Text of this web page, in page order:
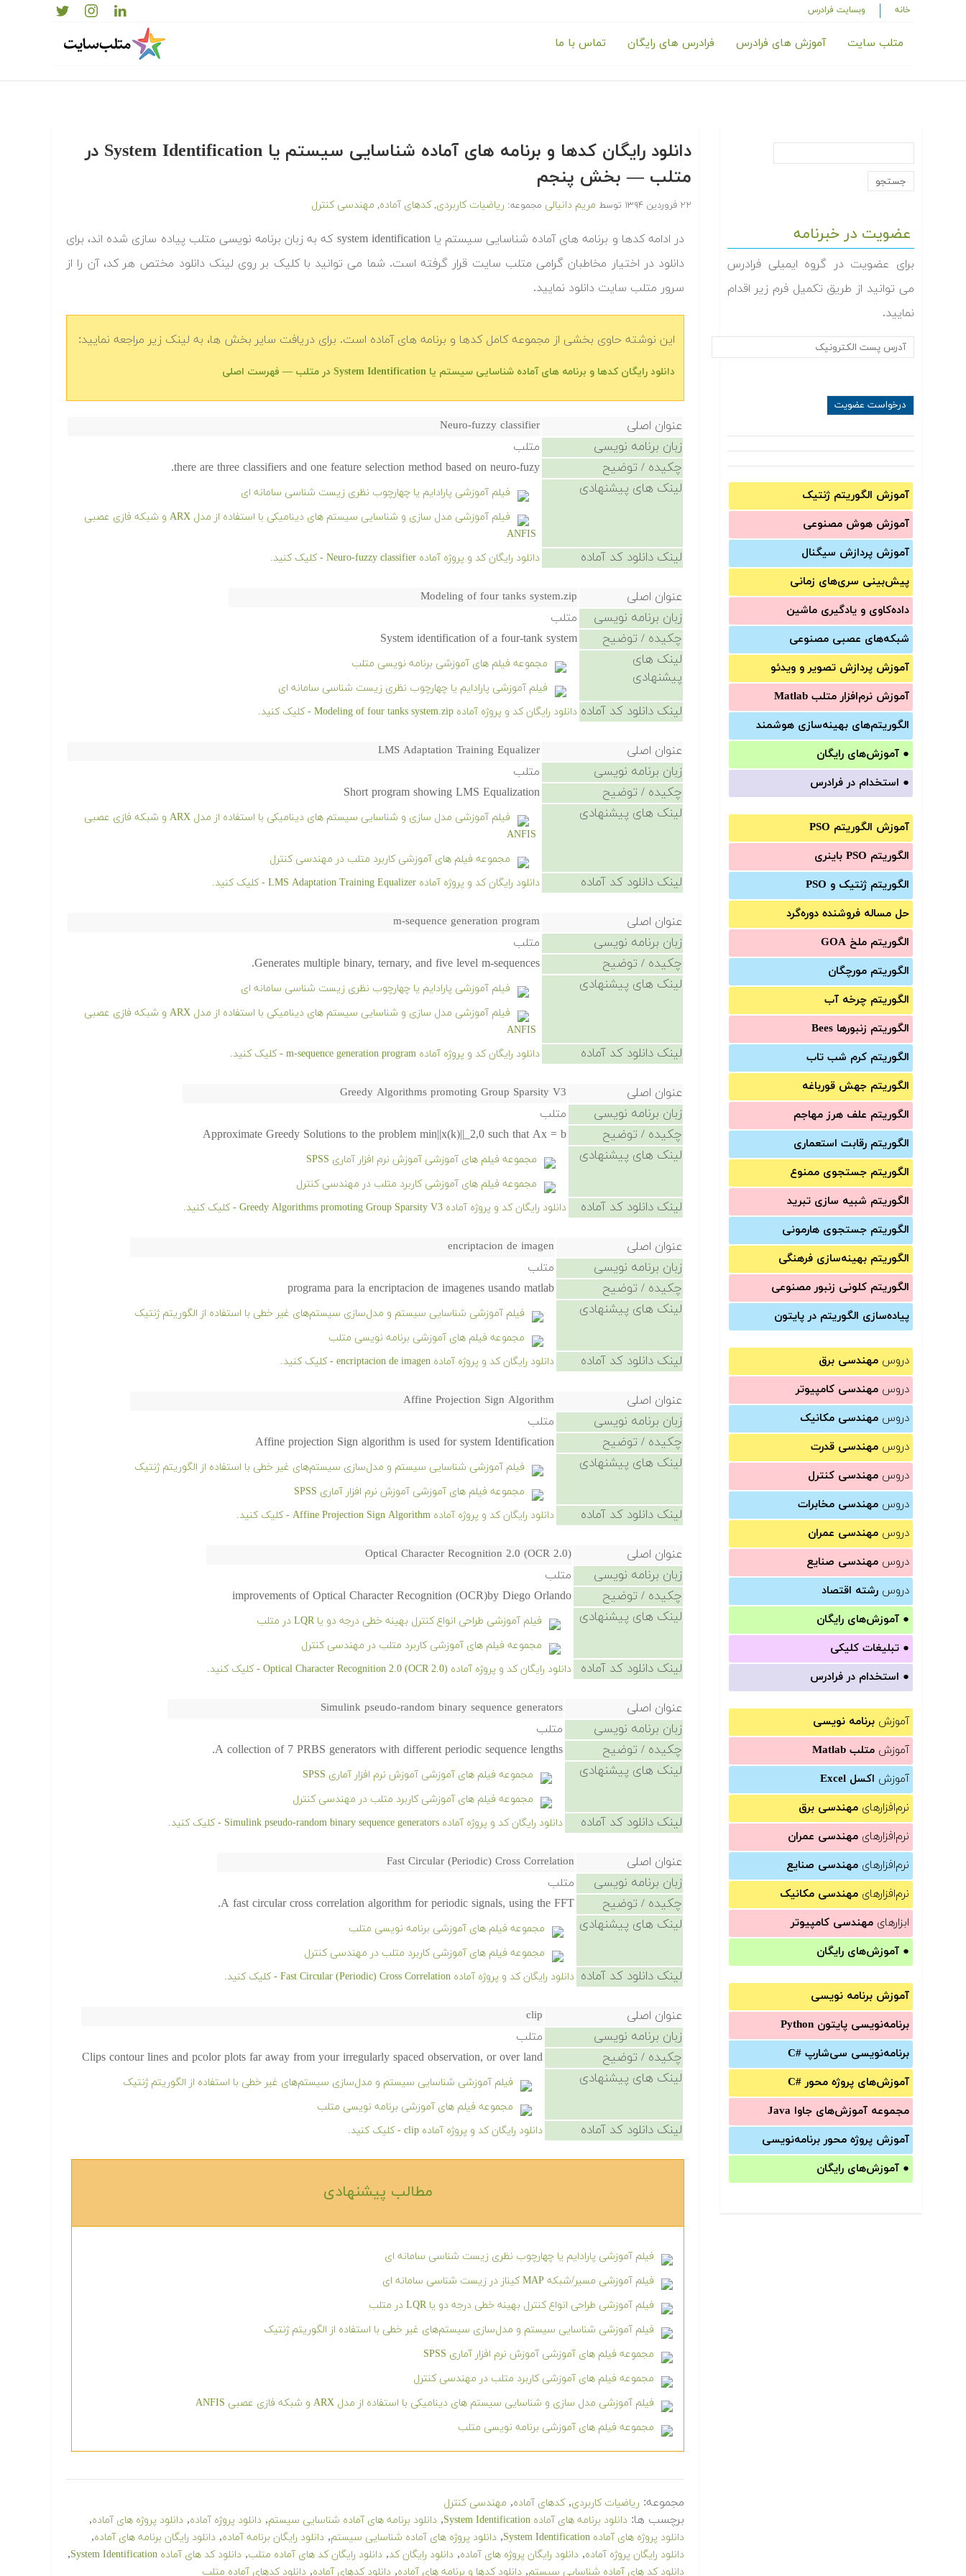
خانه وبسایت فرادرس
متلب سایت آموزش های فرادرس فرادرس های رایگان تماس با ما
عضویت در خبرنامه
برای عضویت در گروه ایمیلی فرادرس
می توانید از طریق تکمیل فرم زیر اقدام
نمایید.
آموزش الگوریتم ژنتیک
آموزش‌ هوش مصنوعی
آموزش‌ پردازش سیگنال
پیش‌‌بینی سری‌‌های زمانی
داده‌کاوی و یادگیری ماشین
شبکه‌های عصبی مصنوعی
آموزش‌ پردازش تصویر و ویدئو
آموزش‌ نرم‌افزار متلب Matlab
الگوریتم‌های بهینه‌سازی هوشمند
● آموزش‌های رایگان
● استخدام در فرادرس
آموزش الگوریتم PSO
الگوریتم PSO باینری
الگوریتم ژنتیک و PSO
حل مساله فروشنده دوره‌گرد
الگوریتم ملخ GOA
الگوریتم مورچگان
الگوریتم چرخه آب
الگوریتم زنبورها Bees
الگوریتم کرم شب تاب
الگوریتم جهش قورباغه
الگوریتم علف هرز مهاجم
الگوریتم رقابت استعماری
الگوریتم جستجوی ممنوع
الگوریتم شبیه سازی تبرید
الگوریتم جستجوی هارمونی
الگوریتم بهینه‌سازی فرهنگی
الگوریتم کلونی زنبور مصنوعی
پیاده‌سازی الگوریتم در پایتون
دروس مهندسی برق
دروس مهندسی کامپیوتر
دروس مهندسی مکانیک
دروس مهندسی قدرت
دروس مهندسی کنترل
دروس مهندسی مخابرات
دروس مهندسی عمران
دروس مهندسی صنایع
دروس رشته اقتصاد
● آموزش‌های رایگان
● تبلیغات کلیکی
● استخدام در فرادرس
آموزش برنامه نویسی
آموزش متلب Matlab
آموزش اکسل Excel
نرم‌افزارهای مهندسی برق
نرم‌افزارهای مهندسی عمران
نرم‌افزارهای مهندسی صنایع
نرم‌افزارهای مهندسی مکانیک
ابزارهای مهندسی کامپیوتر
● آموزش‌های رایگان
آموزش برنامه نویسی
برنامه‌نویسی پایتون Python
برنامه‌‌نویسی سی‌شارپ C#‎
آموزش‌های پروژه محور #C
مجموعه آموزش‌های جاوا Java
آموزش‌ پروژه محور برنامه‌نویسی
● آموزش‌های رایگان
‫‫دانلود رایگان کدها و برنامه های آماده شناسایی سیستم یا System Identification در
متلب‬‬ — بخش پنجم
۲۲ فروردین ۱۳۹۴ توسط مریم دانیالی مجموعه: ریاضیات کاربردی,کدهای آماده, مهندسی کنترل
‫در ادامه کدها و برنامه های آماده شناسایی سیستم یا system identification که به زبان برنامه نویسی متلب پیاده سازی شده اند، برای
دانلود در اختیار مخاطبان گرامی متلب سایت قرار گرفته است. شما می توانید با کلیک بر روی لینک دانلود مختص هر کد، آن را از
سرور متلب سایت دانلود نمایید.‬
این نوشته حاوی بخشی از مجموعه کامل کدها و برنامه های آماده است. برای دریافت سایر بخش ها، به لینک زیر مراجعه نمایید:
‫‫دانلود رایگان کدها و برنامه های آماده شناسایی سیستم یا System Identification در متلب‬‬ — فهرست اصلی
عنوان اصلی Neuro-fuzzy classifier
زبان برنامه نویسی متلب
چکیده / توضیح there are three classifiers and one feature selection method based on neuro-fuzy.
لینک های پیشنهادی
فیلم آموزشی پارادایم یا چهارچوب نظری زیست شناسی سامانه ای
فیلم آموزشی مدل سازی و شناسایی سیستم های دینامیکی با استفاده از مدل ARX و شبکه فازی عصبی
ANFIS
لینک دانلود کد آماده دانلود رایگان کد و پروژه آماده Neuro-fuzzy classifier - کلیک کنید.
عنوان اصلی Modeling of four tanks system.zip
زبان برنامه نویسی متلب
چکیده / توضیح System identification of a four-tank system
لینک های
پیشنهادی
مجموعه فیلم های آموزشی برنامه نویسی متلب
فیلم آموزشی پارادایم یا چهارچوب نظری زیست شناسی سامانه ای
لینک دانلود کد آماده دانلود رایگان کد و پروژه آماده Modeling of four tanks system.zip - کلیک کنید.
عنوان اصلی LMS Adaptation Training Equalizer
زبان برنامه نویسی متلب
چکیده / توضیح Short program showing LMS Equalization
لینک های پیشنهادی
فیلم آموزشی مدل سازی و شناسایی سیستم های دینامیکی با استفاده از مدل ARX و شبکه فازی عصبی
ANFIS
مجموعه فیلم های آموزشی کاربرد متلب در مهندسی کنترل
لینک دانلود کد آماده دانلود رایگان کد و پروژه آماده LMS Adaptation Training Equalizer - کلیک کنید.
عنوان اصلی m-sequence generation program
زبان برنامه نویسی متلب
چکیده / توضیح Generates multiple binary, ternary, and five level m-sequences.
لینک های پیشنهادی
فیلم آموزشی پارادایم یا چهارچوب نظری زیست شناسی سامانه ای
فیلم آموزشی مدل سازی و شناسایی سیستم های دینامیکی با استفاده از مدل ARX و شبکه فازی عصبی
ANFIS
لینک دانلود کد آماده دانلود رایگان کد و پروژه آماده m-sequence generation program - کلیک کنید.
عنوان اصلی Greedy Algorithms promoting Group Sparsity V3
زبان برنامه نویسی متلب
چکیده / توضیح Approximate Greedy Solutions to the problem min||x(k)||_2,0 such that Ax = b
لینک های پیشنهادی
مجموعه فیلم های آموزشی آموزش نرم افزار آماری SPSS
مجموعه فیلم های آموزشی کاربرد متلب در مهندسی کنترل
لینک دانلود کد آماده دانلود رایگان کد و پروژه آماده Greedy Algorithms promoting Group Sparsity V3 - کلیک کنید.
عنوان اصلی encriptacion de imagen
زبان برنامه نویسی متلب
چکیده / توضیح programa para la encriptacion de imagenes usando matlab
لینک های پیشنهادی
فیلم آموزشی شناسایی سیستم و مدل‌سازی سیستم‌های غیر خطی با استفاده از الگوریتم ژنتیک
مجموعه فیلم های آموزشی برنامه نویسی متلب
لینک دانلود کد آماده دانلود رایگان کد و پروژه آماده encriptacion de imagen - کلیک کنید.
عنوان اصلی Affine Projection Sign Algorithm
زبان برنامه نویسی متلب
چکیده / توضیح Affine projection Sign algorithm is used for system Identification
لینک های پیشنهادی
فیلم آموزشی شناسایی سیستم و مدل‌سازی سیستم‌های غیر خطی با استفاده از الگوریتم ژنتیک
مجموعه فیلم های آموزشی آموزش نرم افزار آماری SPSS
لینک دانلود کد آماده دانلود رایگان کد و پروژه آماده Affine Projection Sign Algorithm - کلیک کنید.
عنوان اصلی Optical Character Recognition 2.0 (OCR 2.0)
زبان برنامه نویسی متلب
چکیده / توضیح improvements of Optical Character Recognition (OCR)by Diego Orlando
لینک های پیشنهادی
فیلم آموزشی طراحی انواع کنترل بهینه خطی درجه دو یا LQR در متلب
مجموعه فیلم های آموزشی کاربرد متلب در مهندسی کنترل
لینک دانلود کد آماده دانلود رایگان کد و پروژه آماده Optical Character Recognition 2.0 (OCR 2.0) - کلیک کنید.
عنوان اصلی Simulink pseudo-random binary sequence generators
زبان برنامه نویسی متلب
چکیده / توضیح A collection of 7 PRBS generators with different periodic sequence lengths.
لینک های پیشنهادی
مجموعه فیلم های آموزشی آموزش نرم افزار آماری SPSS
مجموعه فیلم های آموزشی کاربرد متلب در مهندسی کنترل
لینک دانلود کد آماده دانلود رایگان کد و پروژه آماده Simulink pseudo-random binary sequence generators - کلیک کنید.
عنوان اصلی Fast Circular (Periodic) Cross Correlation
زبان برنامه نویسی متلب
چکیده / توضیح A fast circular cross correlation algorithm for periodic signals, using the FFT.
لینک های پیشنهادی
مجموعه فیلم های آموزشی برنامه نویسی متلب
مجموعه فیلم های آموزشی کاربرد متلب در مهندسی کنترل
لینک دانلود کد آماده دانلود رایگان کد و پروژه آماده Fast Circular (Periodic) Cross Correlation - کلیک کنید.
عنوان اصلی clip
زبان برنامه نویسی متلب
چکیده / توضیح Clips contour lines and pcolor plots far away from your irregularly spaced observation, or over land
لینک های پیشنهادی
فیلم آموزشی شناسایی سیستم و مدل‌سازی سیستم‌های غیر خطی با استفاده از الگوریتم ژنتیک
مجموعه فیلم های آموزشی برنامه نویسی متلب
لینک دانلود کد آماده دانلود رایگان کد و پروژه آماده clip - کلیک کنید.
مطالب پیشنهادی‎
فیلم آموزشی پارادایم یا چهارچوب نظری زیست شناسی سامانه ای
فیلم آموزشی مسیر/شبکه MAP کیناز در زیست شناسی سامانه ای
فیلم آموزشی طراحی انواع کنترل بهینه خطی درجه دو یا LQR در متلب
فیلم آموزشی شناسایی سیستم و مدل‌سازی سیستم‌های غیر خطی با استفاده از الگوریتم ژنتیک
مجموعه فیلم های آموزشی آموزش نرم افزار آماری SPSS
مجموعه فیلم های آموزشی کاربرد متلب در مهندسی کنترل
فیلم آموزشی مدل سازی و شناسایی سیستم های دینامیکی با استفاده از مدل ARX و شبکه فازی عصبی ANFIS
مجموعه فیلم های آموزشی برنامه نویسی متلب
مجموعه: ریاضیات کاربردی,کدهای آماده, مهندسی کنترل
برچسب ها: دانلود برنامه های آماده System Identification , دانلود برنامه های آماده شناسایی سیستم, دانلود پروژه آماده, دانلود پروژه های آماده,
دانلود پروژه های آماده System Identification , دانلود پروژه های آماده شناسایی سیستم, دانلود رایگان برنامه آماده, دانلود رایگان برنامه های آماده,
دانلود رایگان پروژه آماده, دانلود رایگان پروژه های آماده, دانلود رایگان کد, دانلود رایگان کد های آماده متلب, دانلود کد های آماده System Identification ,
دانلود کد های آماده شناسایی سیستم, دانلود کدها و برنامه های آماده, دانلود کدهای آماده, دانلود کدهای آماده متلب